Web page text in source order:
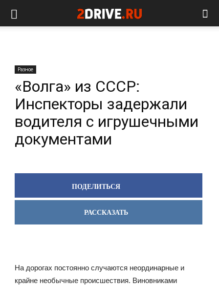
Разное
«Волга» из СССР:
Инспекторы задержали
водителя с игрушечными
документами
ПОДЕЛИТЬСЯ
РАССКАЗАТЬ
На дорогах постоянно случаются неординарные и
крайне необычные происшествия. Виновниками